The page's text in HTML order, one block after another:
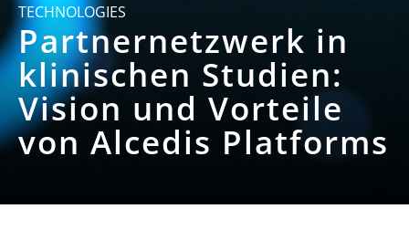
TECHNOLOGIES
Partnernetzwerk in
klinischen Studien:
Vision und Vorteile
von Alcedis Platforms